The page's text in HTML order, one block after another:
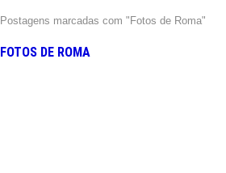
Postagens marcadas com "Fotos de Roma"
FOTOS DE ROMA